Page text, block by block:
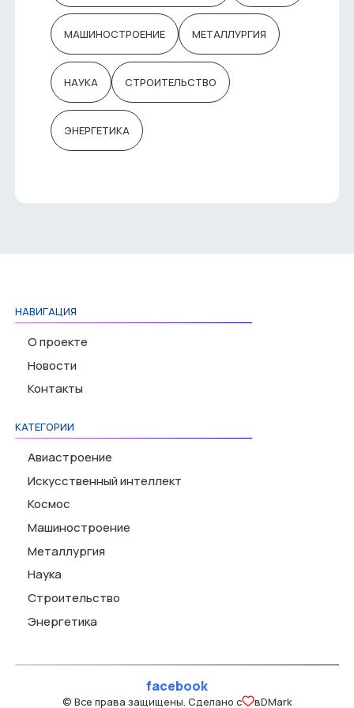
МАШИНОСТРОЕНИЕ МЕТАЛЛУРГИЯ
НАУКА СТРОИТЕЛЬСТВО
ЭНЕРГЕТИКА
НАВИГАЦИЯ
О проекте
Новости
Контакты
КАТЕГОРИИ
Авиастроение
Искусственный интеллект
Космос
Машиностроение
Металлургия
Наука
Строительство
Энергетика
© Все права защищены. Сделано с вDMark
facebook